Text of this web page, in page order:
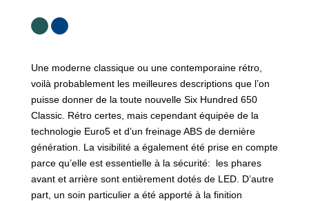
Une moderne classique ou une contemporaine rétro,
voilà probablement les meilleures descriptions que l’on
puisse donner de la toute nouvelle Six Hundred 650
Classic. Rétro certes, mais cependant équipée de la
technologie Euro5 et d’un freinage ABS de dernière
génération. La visibilité a également été prise en compte
parce qu’elle est essentielle à la sécurité: les phares
avant et arrière sont entièrement dotés de LED. D’autre
part, un soin particulier a été apporté à la finition